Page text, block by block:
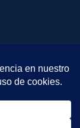
F4 | Todos los